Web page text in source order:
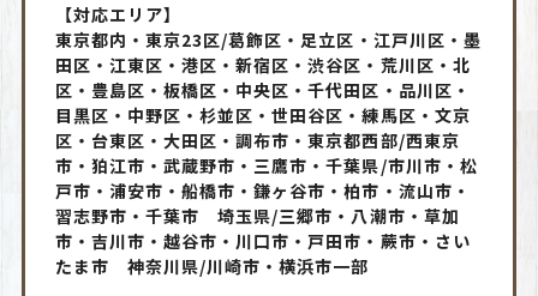
【対応エリア】
東京都内・東京23区/葛飾区・足立区・江戸川区・墨
田区・江東区・港区・新宿区・渋谷区・荒川区・北
区・豊島区・板橋区・中央区・千代田区・品川区・
目黒区・中野区・杉並区・世田谷区・練馬区・文京
区・台東区・大田区・調布市・東京都西部/西東京
市・狛江市・武蔵野市・三鷹市・千葉県/市川市・松
戸市・浦安市・船橋市・鎌ヶ谷市・柏市・流山市・
習志野市・千葉市 埼玉県/三郷市・八潮市・草加
市・吉川市・越谷市・川口市・戸田市・蕨市・さい
たま市 神奈川県/川崎市・横浜市一部